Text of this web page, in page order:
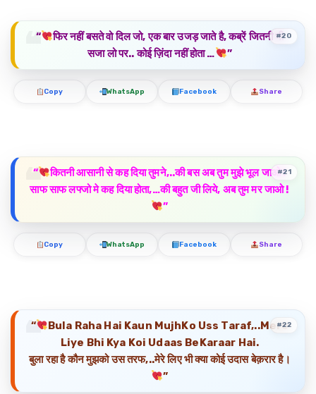
“
फिर नहीं बसते वो दिल जो, एक बार उजड़ जाते है, कब्रें जितनी भी
सजा लो पर.. कोई ज़िंदा नहीं होता …
”
#20
Copy WhatsApp Facebook Share
“
कितनी आसानी से कह दिया तुमने,..की बस अब तुम मुझे भूल जाओ !
साफ साफ लफ्जो मे कह दिया होता,…की बहुत जी लिये, अब तुम मर जाओ !
”
#21
Copy WhatsApp Facebook Share
“
Bula Raha Hai Kaun MujhKo Uss Taraf,..Mere
Liye Bhi Kya Koi Udaas BeKaraar Hai.
बुला रहा है कौन मुझको उस तरफ,..मेरे लिए भी क्या कोई उदास बेक़रार है।
”
#22